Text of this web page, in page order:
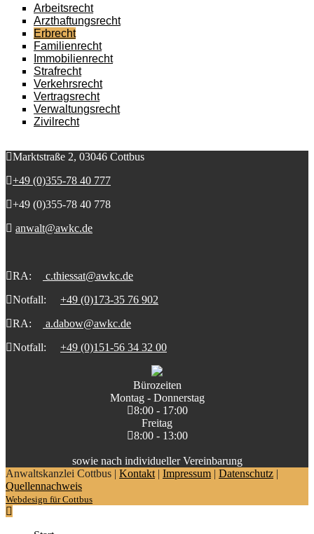
Arbeitsrecht
Arzt­haftungs­recht
Erb­recht
Familien­recht
Immo­bilien­recht
Straf­recht
Verkehrs­recht
Vertrags­recht
Ver­waltungs­recht
Zivil­recht
Marktstraße 2, 03046 Cottbus
+49 (0)355-78 40 777
+49 (0)355-78 40 778
anwalt@awkc.de
RA:
c.thiessat@awkc.de
Notfall: +49 (0)173-35 76 902
RA:
a.dabow@awkc.de
Notfall: +49 (0)151-56 34 32 00
Bürozeiten
Montag - Donnerstag
8:00 - 17:00
Freitag
8:00 - 13:00
sowie nach individueller Vereinbarung
Anwaltskanzlei Cottbus | Kontakt | Impressum | Datenschutz |
Quellennachweis
Webdesign für Cottbus